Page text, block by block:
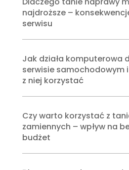
najdroższe –
serwisu
Jak działa komputerowa
serwisie samochodowym
z niej korzystać
Czy warto korzystać z
zamiennych – wpływ na
budżet